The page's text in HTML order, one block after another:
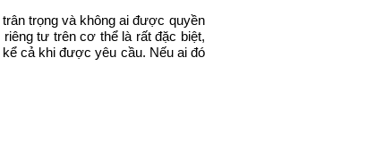
trọng và không ai được quyền
tư trên cơ thể là rất đặc biệt,
cả khi được yêu cầu. Nếu ai đó